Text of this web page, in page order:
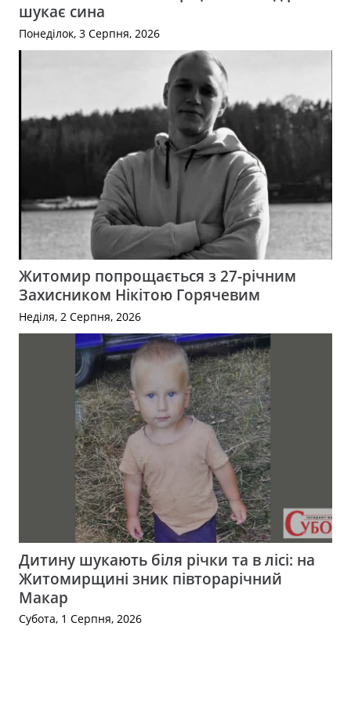
шукає сина
Понеділок, 3 Серпня, 2026
Житомир попрощається з 27-річним
Захисником Нікітою Горячевим
Неділя, 2 Серпня, 2026
Дитину шукають біля річки та в лісі: на
Житомирщині зник півторарічний
Макар
Субота, 1 Серпня, 2026